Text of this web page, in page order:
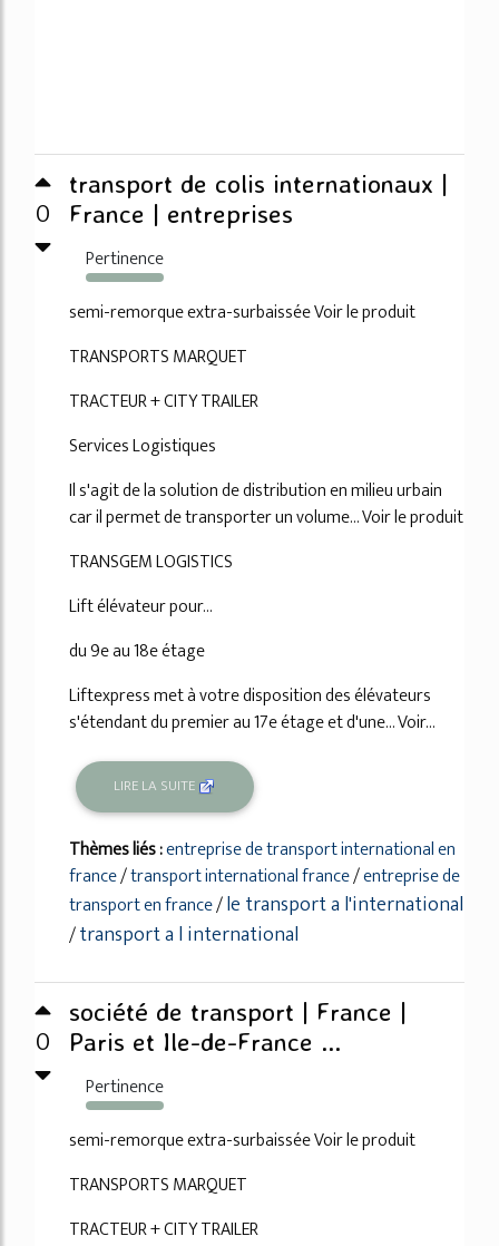
0
transport de colis internationaux |
France | entreprises
Pertinence
123%
semi-remorque extra-surbaissée Voir le produit
TRANSPORTS MARQUET
TRACTEUR + CITY TRAILER
Services Logistiques
Il s'agit de la solution de distribution en milieu urbain
car il permet de transporter un volume... Voir le produit
TRANSGEM LOGISTICS
Lift élévateur pour...
du 9e au 18e étage
Liftexpress met à votre disposition des élévateurs
s'étendant du premier au 17e étage et d'une... Voir...
LIRE LA SUITE
Thèmes liés :entreprise de transport international en
france/transport international france/entreprise de
transport en france/le transport a l'international
/transport a l international
0
société de transport | France |
Paris et Ile-de-France ...
Pertinence
115%
semi-remorque extra-surbaissée Voir le produit
TRANSPORTS MARQUET
TRACTEUR + CITY TRAILER